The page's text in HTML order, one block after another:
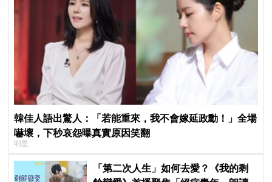
韓佳人語出驚人：「若能重來，我不會嫁延政勳！」全場
嚇壞，下秒哀怨曝真實原因笑翻
明星
「第二次人生」如何去愛？《我的剩